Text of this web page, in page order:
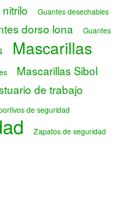
Guantes desechables
dorso lona
Guantes
Mascarillas
Mascarillas Sibol
de trabajo
de seguridad
Zapatos de seguridad